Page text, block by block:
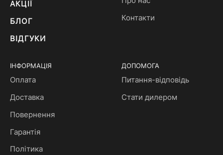
АКЦІЇ
БЛОГ
ВІДГУКИ
Контакти
ІНФОРМАЦІЯ
Оплата
Доставка
Повернення
Гарантія
Політика
ДОПОМОГА
Питання-відповідь
Стати дилером